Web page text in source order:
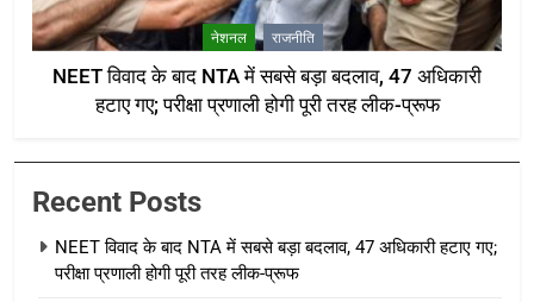
नेशनल राजनीति
NEET विवाद के बाद NTA में सबसे बड़ा बदलाव, 47 अधिकारी
हटाए गए; परीक्षा प्रणाली होगी पूरी तरह लीक-प्रूफ
Recent Posts
NEET विवाद के बाद NTA में सबसे बड़ा बदलाव, 47 अधिकारी हटाए गए;
परीक्षा प्रणाली होगी पूरी तरह लीक-प्रूफ